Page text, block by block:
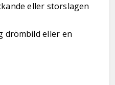
eller storslagen
drömbild eller en